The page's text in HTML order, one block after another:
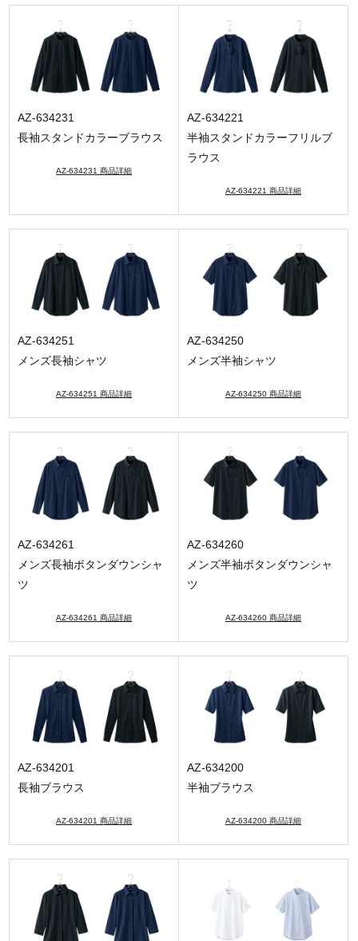
AZ-634231
長袖スタンドカラーブラウス
AZ-634231 商品詳細
AZ-634221
半袖スタンドカラーフリルブ
ラウス
AZ-634221 商品詳細
AZ-634251
メンズ長袖シャツ
AZ-634251 商品詳細
AZ-634250
メンズ半袖シャツ
AZ-634250 商品詳細
AZ-634261
メンズ長袖ボタンダウンシャ
ツ
AZ-634261 商品詳細
AZ-634260
メンズ半袖ボタンダウンシャ
ツ
AZ-634260 商品詳細
AZ-634201
長袖ブラウス
AZ-634201 商品詳細
AZ-634200
半袖ブラウス
AZ-634200 商品詳細